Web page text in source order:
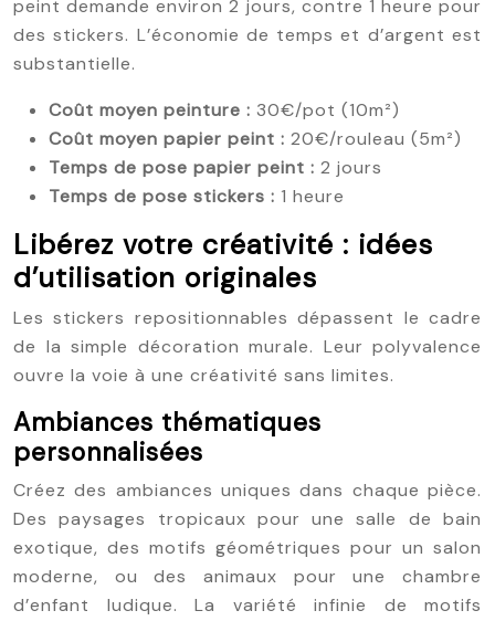
peint demande environ 2 jours, contre 1 heure pour
des stickers. L’économie de temps et d’argent est
substantielle.
Coût moyen peinture : 30€/pot (10m²)
Coût moyen papier peint : 20€/rouleau (5m²)
Temps de pose papier peint : 2 jours
Temps de pose stickers : 1 heure
Libérez votre créativité : idées
d’utilisation originales
Les stickers repositionnables dépassent le cadre
de la simple décoration murale. Leur polyvalence
ouvre la voie à une créativité sans limites.
Ambiances thématiques
personnalisées
Créez des ambiances uniques dans chaque pièce.
Des paysages tropicaux pour une salle de bain
exotique, des motifs géométriques pour un salon
moderne, ou des animaux pour une chambre
d’enfant ludique. La variété infinie de motifs